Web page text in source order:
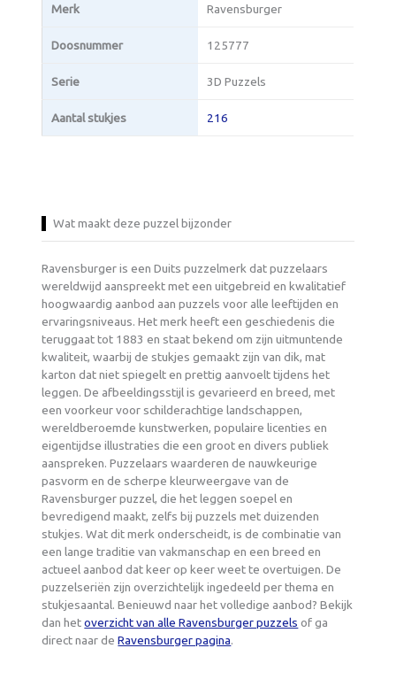
Merk Ravensburger
Doosnummer 125777
Serie 3D Puzzels
Aantal stukjes 216
Wat maakt deze puzzel bijzonder
Ravensburger is een Duits puzzelmerk dat puzzelaars
wereldwijd aanspreekt met een uitgebreid en kwalitatief
hoogwaardig aanbod aan puzzels voor alle leeftijden en
ervaringsniveaus. Het merk heeft een geschiedenis die
teruggaat tot 1883 en staat bekend om zijn uitmuntende
kwaliteit, waarbij de stukjes gemaakt zijn van dik, mat
karton dat niet spiegelt en prettig aanvoelt tijdens het
leggen. De afbeeldingsstijl is gevarieerd en breed, met
een voorkeur voor schilderachtige landschappen,
wereldberoemde kunstwerken, populaire licenties en
eigentijdse illustraties die een groot en divers publiek
aanspreken. Puzzelaars waarderen de nauwkeurige
pasvorm en de scherpe kleurweergave van de
Ravensburger puzzel, die het leggen soepel en
bevredigend maakt, zelfs bij puzzels met duizenden
stukjes. Wat dit merk onderscheidt, is de combinatie van
een lange traditie van vakmanschap en een breed en
actueel aanbod dat keer op keer weet te overtuigen. De
puzzelseriën zijn overzichtelijk ingedeeld per thema en
stukjesaantal. Benieuwd naar het volledige aanbod? Bekijk
dan hetoverzicht van alle Ravensburger puzzels of ga
direct naar deRavensburger pagina.